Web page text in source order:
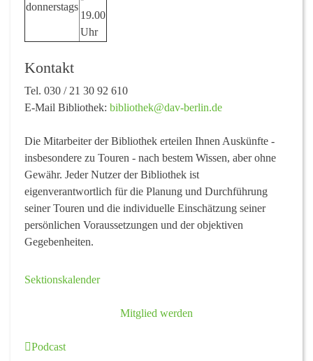
donnerstags
19.00
Uhr
Kontakt
Tel. 030 / 21 30 92 610
E-Mail Bibliothek: bibliothek@dav-berlin.de
Die Mitarbeiter der Bibliothek erteilen Ihnen Auskünfte -
insbesondere zu Touren - nach bestem Wissen, aber ohne
Gewähr. Jeder Nutzer der Bibliothek ist
eigenverantwortlich für die Planung und Durchführung
seiner Touren und die individuelle Einschätzung seiner
persönlichen Voraussetzungen und der objektiven
Gegebenheiten.
Sektionskalender
Mitglied werden
Podcast